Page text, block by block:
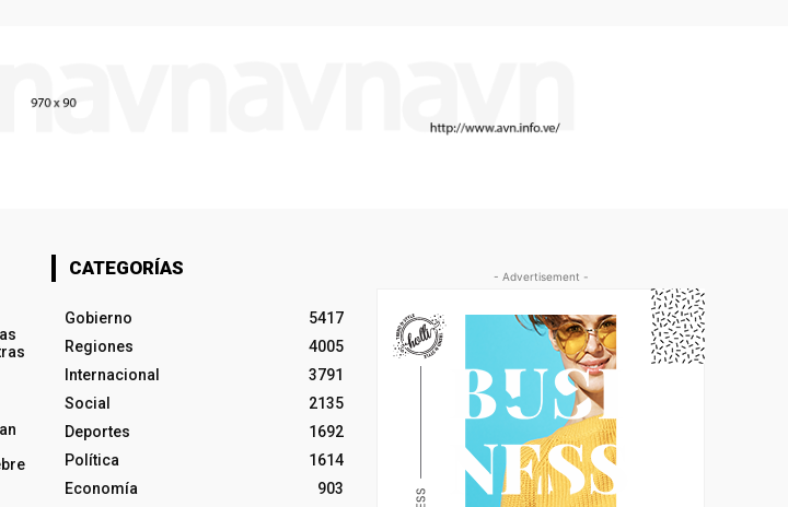
CATEGORÍAS
Gobierno
5417
Regiones
4005
Internacional
3791
Social
2135
Deportes
1692
Política
1614
Economía
903
- Advertisement -